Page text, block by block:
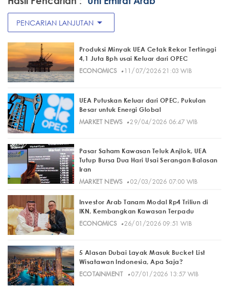
PENCARIAN LANJUTAN arrow_drop_down
Produksi Minyak UEA Cetak Rekor Tertinggi
4,1 Juta Bph usai Keluar dari OPEC
ECONOMICS· 11/07/2026 21:03 WIB
UEA Putuskan Keluar dari OPEC, Pukulan
Besar untuk Energi Global
MARKET NEWS· 29/04/2026 06:47 WIB
Pasar Saham Kawasan Teluk Anjlok, UEA
Tutup Bursa Dua Hari Usai Serangan Balasan
Iran
MARKET NEWS· 02/03/2026 07:00 WIB
Investor Arab Tanam Modal Rp4 Triliun di
IKN, Kembangkan Kawasan Terpadu
ECONOMICS· 26/01/2026 09:51 WIB
5 Alasan Dubai Layak Masuk Bucket List
Wisatawan Indonesia, Apa Saja?
ECOTAINMENT
· 07/01/2026 13:57 WIB